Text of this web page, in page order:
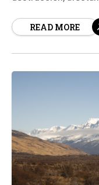
país. Según un
READ MORE